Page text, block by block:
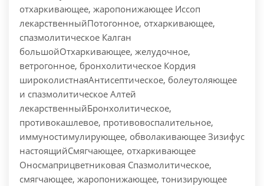
отхаркивающее, жаропонижающее Иссоп
лекарственныйПотогонное, отхаркивающее,
спазмолитическое Калган
большойОтхаркивающее, желудочное,
ветрогонное, бронхолитическое Кордия
широколистнаяАнтисептическое, болеутоляющее
и спазмолитическое Алтей
лекарственныйБронхолитическое,
противокашлевое, противовоспалительное,
иммуностимулирующее, обволакивающее Зизифус
настоящийСмягчающее, отхаркивающее
Оносмаприцветниковая Cпазмолитическое,
смягчающее, жаропонижающее, тонизирующее